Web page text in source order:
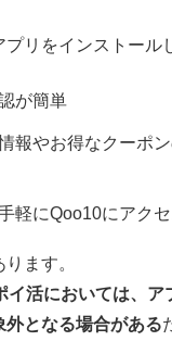
リをインストール
が簡単
報やお得なクーポ
軽にQoo10にアク
ます。
イ活においては、ア
外となる場合がある